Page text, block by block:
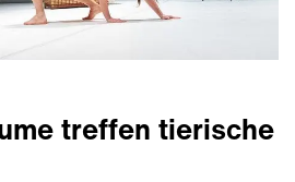
treffen tierische